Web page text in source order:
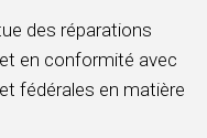
des réparations
en conformité avec
fédérales en matière